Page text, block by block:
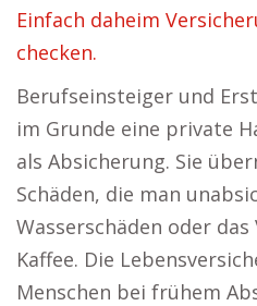
Einfach daheim
checken.
Berufseinsteiger und
im Grunde eine private
als Absicherung. Sie
Schäden, die man
Wasserschäden oder
Kaffee. Die
Menschen bei frühem